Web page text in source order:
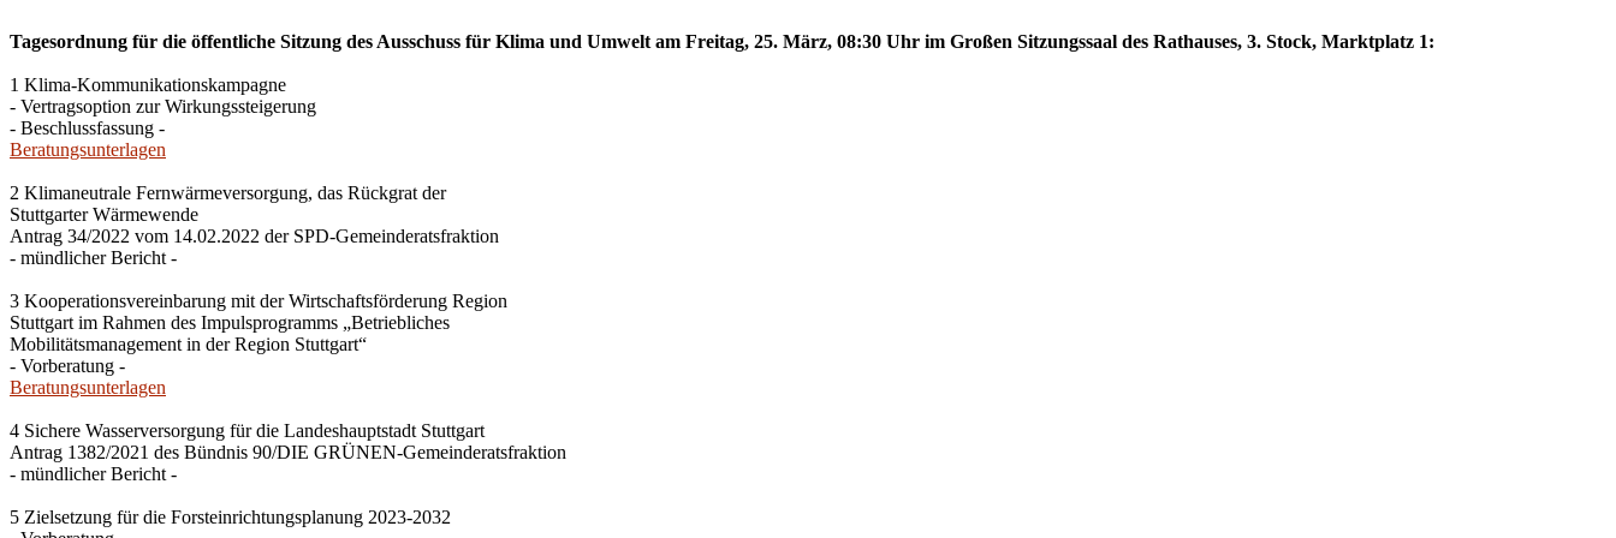
Tagesordnung für die öffentliche Sitzung des Ausschuss für Klima und Umwelt am Freitag, 25. März, 08:30 Uhr im Großen Sitzungssaal des Rathauses, 3. Stock, Marktplatz 1:
1 Klima-Kommunikationskampagne
- Vertragsoption zur Wirkungssteigerung
- Beschlussfassung -
Beratungsunterlagen
2 Klimaneutrale Fernwärmeversorgung, das Rückgrat der
Stuttgarter Wärmewende
Antrag 34/2022 vom 14.02.2022 der SPD-Gemeinderatsfraktion
- mündlicher Bericht -
3 Kooperationsvereinbarung mit der Wirtschaftsförderung Region
Stuttgart im Rahmen des Impulsprogramms „Betriebliches
Mobilitätsmanagement in der Region Stuttgart“
- Vorberatung -
Beratungsunterlagen
4 Sichere Wasserversorgung für die Landeshauptstadt Stuttgart
Antrag 1382/2021 des Bündnis 90/DIE GRÜNEN-Gemeinderatsfraktion
- mündlicher Bericht -
5 Zielsetzung für die Forsteinrichtungsplanung 2023-2032